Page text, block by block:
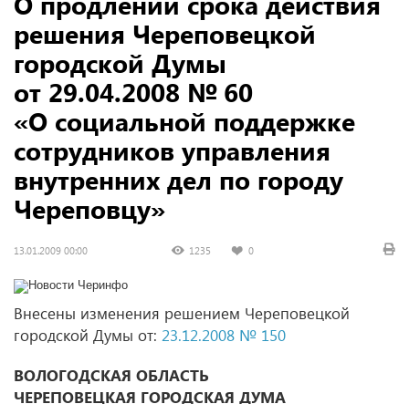
решения Череповецкой
городской Думы
от 29.04.2008 № 60
«О социальной поддержке
сотрудников управления
внутренних дел по городу
Череповцу»
13.01.2009 00:00 1235 0
Внесены изменения решением Череповецкой
городской Думы от: 23.12.2008 № 150
ВОЛОГОДСКАЯ ОБЛАСТЬ
ЧЕРЕПОВЕЦКАЯ ГОРОДСКАЯ ДУМА